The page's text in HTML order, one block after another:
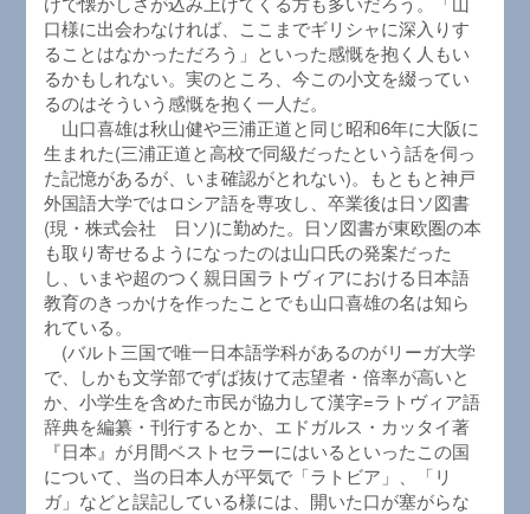
口様に出会わなければ、ここまでギリシャに深入りす
ることはなかっただろう」といった感慨を抱く人もい
るかもしれない。実のところ、今この小文を綴ってい
るのはそういう感慨を抱く一人だ。
山口喜雄は秋山健や三浦正道と同じ昭和6年に大阪に
生まれた(三浦正道と高校で同級だったという話を伺っ
た記憶があるが、いま確認がとれない)。もともと神戸
外国語大学ではロシア語を専攻し、卒業後は日ソ図書
(現・株式会社 日ソ)に勤めた。日ソ図書が東欧圏の本
も取り寄せるようになったのは山口氏の発案だった
し、いまや超のつく親日国ラトヴィアにおける日本語
教育のきっかけを作ったことでも山口喜雄の名は知ら
れている。
(バルト三国で唯一日本語学科があるのがリーガ大学
で、しかも文学部でずば抜けて志望者・倍率が高いと
か、小学生を含めた市民が協力して漢字=ラトヴィア語
辞典を編纂・刊行するとか、エドガルス・カッタイ著
『日本』が月間ベストセラーにはいるといったこの国
について、当の日本人が平気で「ラトビア」、「リ
ガ」などと誤記している様には、開いた口が塞がらな